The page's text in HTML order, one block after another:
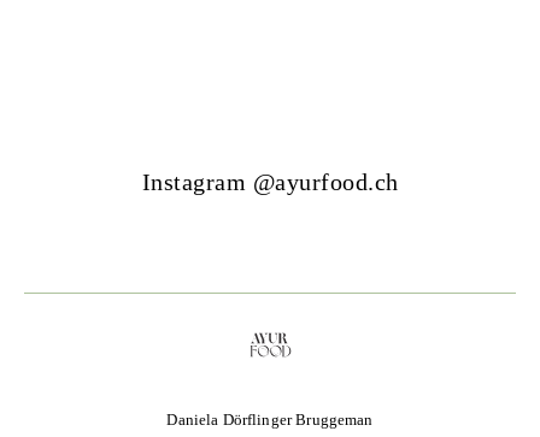
Instagram @ayurfood.ch
Daniela Dörflinger Bruggeman